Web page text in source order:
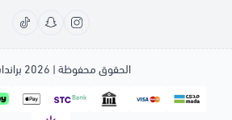
الحقوق محفوظة | 2026